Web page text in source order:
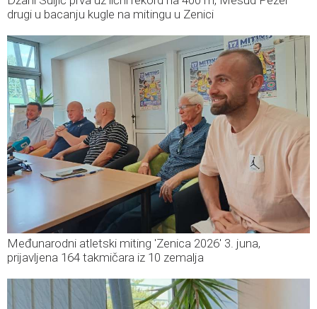
drugi u bacanju kugle na mitingu u Zenici
Međunarodni atletski miting 'Zenica 2026' 3. juna,
prijavljena 164 takmičara iz 10 zemalja